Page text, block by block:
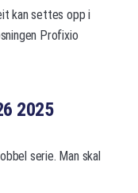
kan settes opp i
Profixio
2025
serie. Man skal